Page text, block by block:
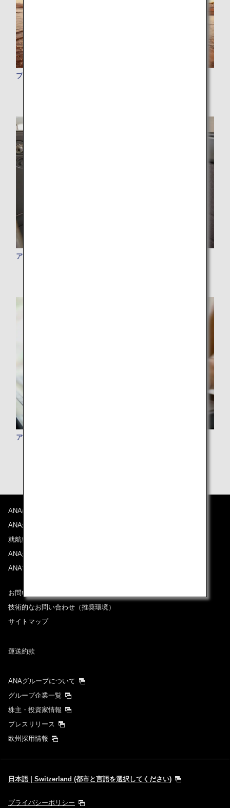
プレミアムポイント
アップグレードポイント
アドバンスサービス
ANAについて
ANAからのお知らせ
就航都市
ANAがお約束する体験
ANAマイレージクラブ
お問い合わせ
技術的なお問い合わせ（推奨環境）
サイトマップ
運送約款
ANAグループについて
グループ企業一覧
株主・投資家情報
プレスリリース
欧州採用情報
日本語 | Switzerland (都市と言語を選択してください)
プライバシーポリシー